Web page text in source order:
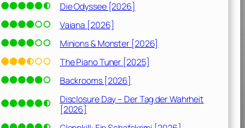
Die Odyssee [2026]
Vaiana [2026]
Minions & Monster [2026]
The Piano Tuner [2025]
Backrooms [2026]
Disclosure Day – Der Tag der Wahrheit
[2026]